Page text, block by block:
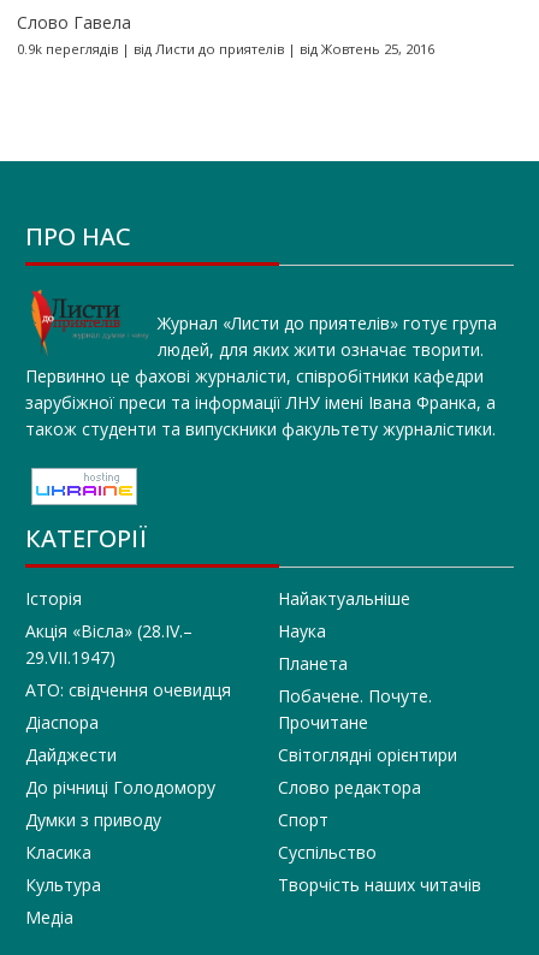
Слово Гавела
0.9k переглядів| від Листи до приятелів| від Жовтень 25, 2016
ПРО НАС
Журнал «Листи до приятелів» готує група
людей, для яких жити означає творити.
Первинно це фахові журналісти, співробітники кафедри
зарубіжної преси та інформації ЛНУ імені Івана Франка, а
також студенти та випускники факультету журналістики.
КАТЕГОРІЇ
Історія
Акція «Вісла» (28.IV.–
29.VII.1947)
АТО: свідчення очевидця
Діаспора
Дайджести
До річниці Голодомору
Думки з приводу
Класика
Культура
Медіа
Найактуальніше
Наука
Планета
Побачене. Почуте.
Прочитане
Світоглядні орієнтири
Слово редактора
Спорт
Суспільство
Творчість наших читачів